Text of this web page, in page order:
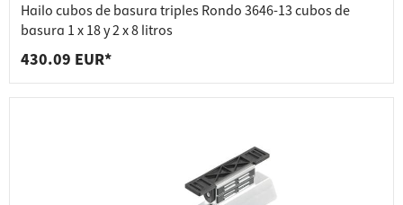
Hailo cubos de basura triples Rondo 3646-13 cubos de
basura 1 x 18 y 2 x 8 litros
430.09 EUR*